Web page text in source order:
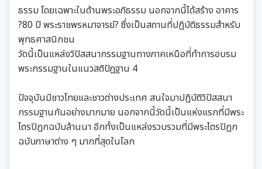
ธรรม โดยเฉพาะในด้านพระอภิธรรม นอกจากนี้ได้สร้าง อาคาร
?80 ปี พระราชพรหมาจารย์? ซึ่งเป็นสถานที่ปฏิบัติธรรมสำหรับ
พุทธศาสนิกชน
วัดนี้เป็นแหล่งวิปัสสนากรรมฐานทางภาคเหนือที่ทำการอบรม
พระกรรมฐานในแนวสติปัฎฐาน 4
ปัจจุบันมีชาวไทยและชาวต่างประเทศ สนใจมาปฏิบัติวิปัสสนา
กรรมฐานกันอย่างมากมาย นอกจากนี้วัดนี้เป็นแห่งแรกที่มีพระ
ไตรปิฏกฉบับล้านนา อีกทั้งเป็นแหล่งรวบรวมที่มีพระไตรปิฏก
ฉบับภาษาต่าง ๆ มากที่สุดในโลก